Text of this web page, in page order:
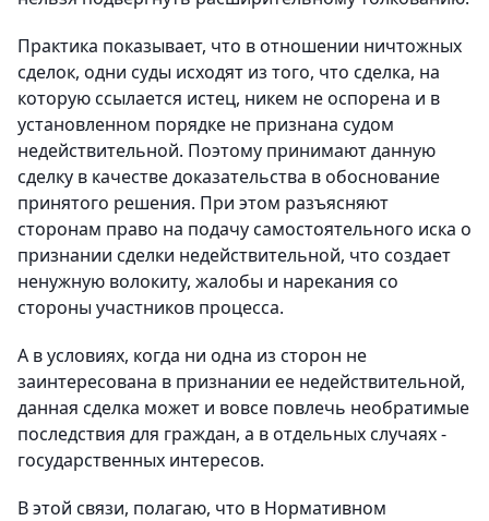
Практика показывает, что в отношении ничтожных
сделок, одни суды исходят из того, что сделка, на
которую ссылается истец, никем не оспорена и в
установленном порядке не признана судом
недействительной. Поэтому принимают данную
сделку в качестве доказательства в обоснование
принятого решения. При этом разъясняют
сторонам право на подачу самостоятельного иска о
признании сделки недействительной, что создает
ненужную волокиту, жалобы и нарекания со
стороны участников процесса.
А в условиях, когда ни одна из сторон не
заинтересована в признании ее недействительной,
данная сделка может и вовсе повлечь необратимые
последствия для граждан, а в отдельных случаях -
государственных интересов.
В этой связи, полагаю, что в Нормативном